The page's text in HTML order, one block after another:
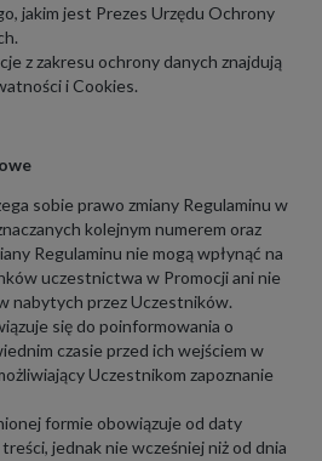
jakim jest Prezes Urzędu Ochrony
z zakresu ochrony danych znajdują
i Cookies.
sobie prawo zmiany Regulaminu w
kolejnym numerem oraz
Regulaminu nie mogą wpłynąć na
uczestnictwa w Promocji ani nie
nabytych przez Uczestników.
się do poinformowania o
czasie przed ich wejściem w
Uczestnikom zapoznanie
formie obowiązuje od daty
jednak nie wcześniej niż od dnia